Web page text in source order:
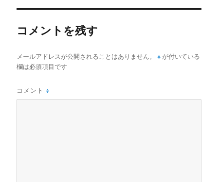
コメントを残す
メールアドレスが公開されることはありません。 ※が付いている
欄は必須項目です
コメント※